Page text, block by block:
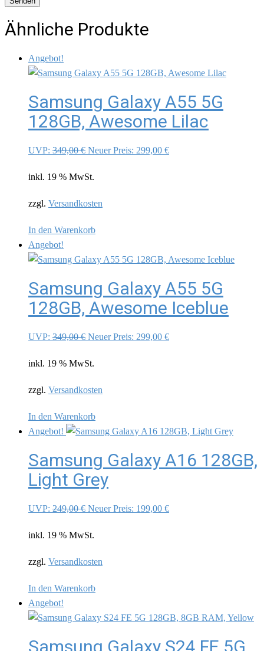
Ähnliche Produkte
Angebot!
Samsung Galaxy A55 5G
128GB, Awesome Lilac
UVP: 349,00€ Ursprünglicher
war:
Neuer Preis: 299,00 €Aktueller
inkl. 19 % MwSt.
zzgl. Versandkosten
In den Warenkorb
Angebot!
Samsung Galaxy A55 5G
128GB, Awesome Iceblue
UVP: 349,00€ Ursprünglicher
war:
Neuer Preis: 299,00 €Aktueller
inkl. 19 % MwSt.
zzgl. Versandkosten
In den Warenkorb
Angebot!
Samsung Galaxy A16 128GB,
Light Grey
UVP: 249,00€ Ursprünglicher
war:
Neuer Preis: 199,00 €Aktueller
inkl. 19 % MwSt.
zzgl. Versandkosten
In den Warenkorb
Angebot!
Samsung Galaxy S24 FE 5G